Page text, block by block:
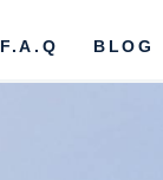
F.A.Q BLOG